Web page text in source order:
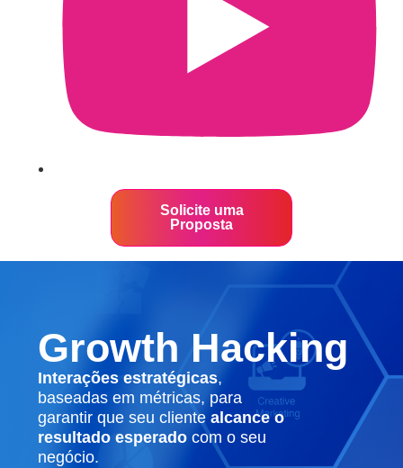
Solicite uma
Proposta
Growth Hacking
Interações estratégicas,
baseadas em métricas, para
garantir que seu clientealcance o
resultado esperado com o seu
negócio.